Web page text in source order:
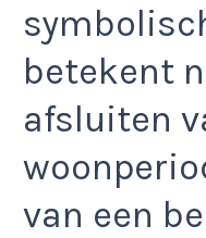
betekent
afsluiten
van een